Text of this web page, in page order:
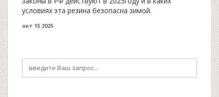
условиях эта резина безопасна зимой.
окт 15 2025